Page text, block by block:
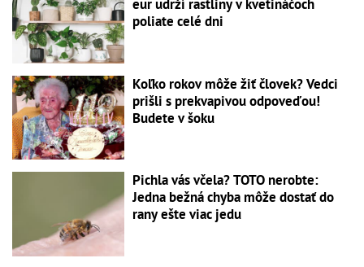
eur udrží rastliny v kvetináčoch
poliate celé dni
Koľko rokov môže žiť človek? Vedci
prišli s prekvapivou odpoveďou!
Budete v šoku
Pichla vás včela? TOTO nerobte:
Jedna bežná chyba môže dostať do
rany ešte viac jedu